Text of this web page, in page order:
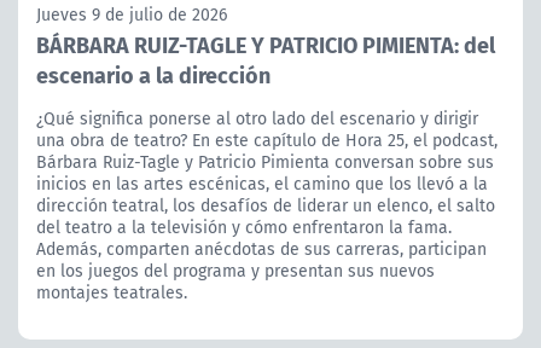
Jueves 9 de julio de 2026
BÁRBARA RUIZ-TAGLE Y PATRICIO PIMIENTA: del
escenario a la dirección
¿Qué significa ponerse al otro lado del escenario y dirigir
una obra de teatro? En este capítulo de Hora 25, el podcast,
Bárbara Ruiz-Tagle y Patricio Pimienta conversan sobre sus
inicios en las artes escénicas, el camino que los llevó a la
dirección teatral, los desafíos de liderar un elenco, el salto
del teatro a la televisión y cómo enfrentaron la fama.
Además, comparten anécdotas de sus carreras, participan
en los juegos del programa y presentan sus nuevos
montajes teatrales.